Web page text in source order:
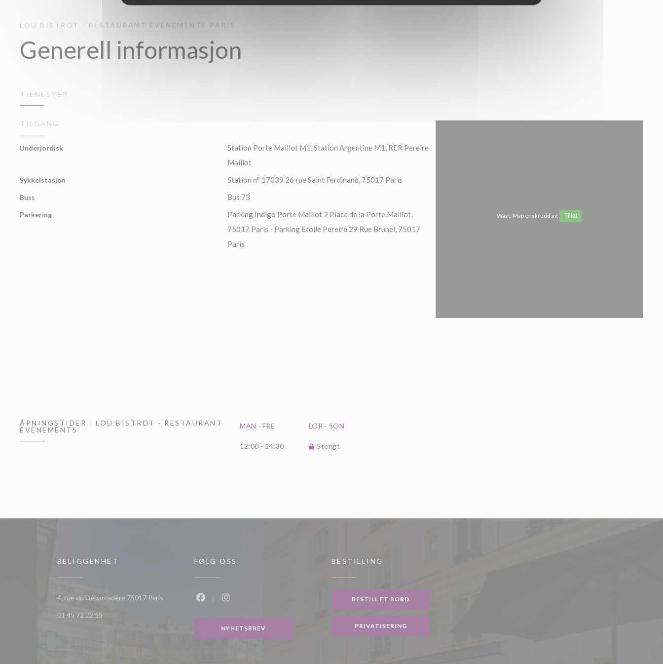
LOU BISTROT - RESTAURANT ÉVÈNEMENTS PARIS
Generell informasjon
TJENESTER
TILGANG
Underjordisk
Station Porte Maillot M1, Station Argentine M1, RER Pereire
Maillot
Sykkelstasjon Station n° 17039 26 rue Saint Ferdinand, 75017 Paris
Buss Bus 73
Parkering
Parking Indigo Porte Maillot 2 Place de la Porte Maillot,
75017 Paris - Parking Etoile Pereire 29 Rue Brunel, 75017
Paris
Waze Map er skrudd av. Tillat
ÅPNINGSTIDER
LOU BISTROT - RESTAURANT
ÉVÈNEMENTS
MAN -FRE
12:00 - 14:30
LOR - SON
Stengt
BELIGGENHET
4, rue du Débarcadère 75017 Paris((åpner i et nytt vindu))
01 45 72 22 55
FØLG OSS
NYHETSBREV
BESTILLING
BESTILL ET BORD
PRIVATISERING